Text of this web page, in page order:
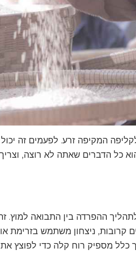
המקיפה זרע. לפעמים זה
כל הדברים שאתה לא רוצה,
לתהליך ההפרדה בין התבואה
קרובות, ניצחון משתמש בזרימת
כלל מספיק רוח קלה כדי לפוצץ